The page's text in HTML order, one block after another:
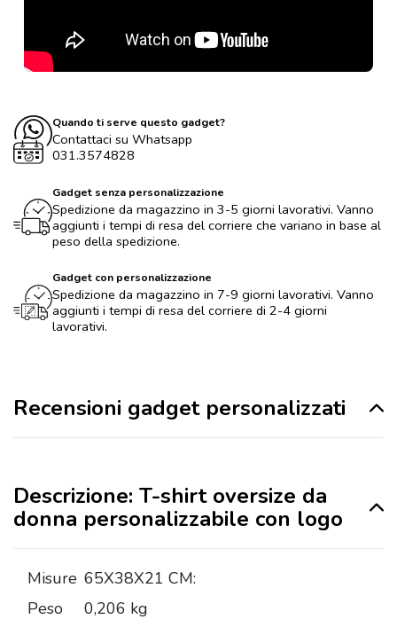
Quando ti serve questo gadget?
Contattaci su Whatsapp
031.3574828
Gadget senza personalizzazione
Spedizione da magazzino in 3-5 giorni lavorativi. Vanno
aggiunti i tempi di resa del corriere che variano in base al
peso della spedizione.
Gadget con personalizzazione
Spedizione da magazzino in 7-9 giorni lavorativi. Vanno
aggiunti i tempi di resa del corriere di 2-4 giorni
lavorativi.
Recensioni gadget personalizzati
Descrizione: T-shirt oversize da
donna personalizzabile con logo
Misure 65X38X21 CM:
Peso
0,206 kg